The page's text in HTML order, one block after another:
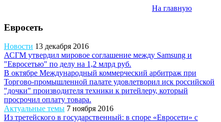
На главную
Евросеть
Новости 13 декабря 2016
АСГМ утвердил мировое соглашение между Samsung и
"Евросетью" по делу на 1,2 млрд руб.
В октябре Международный коммерческий арбитраж при
Торгово-промышленной палате удовлетворил иск российской
"дочки" производителя техники к ритейлеру, который
просрочил оплату товара.
Актуальные темы 7 ноября 2016
Из третейского в государственный: в споре «Евросети» с